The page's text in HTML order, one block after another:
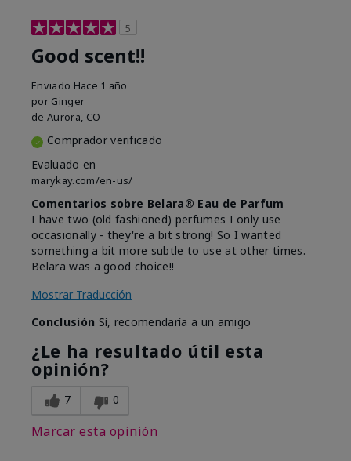
5
Good scent!!
Enviado Hace 1 año
por Ginger
de Aurora, CO
Comprador verificado
Evaluado en
marykay.com/en-us/
Comentarios sobre Belara® Eau de Parfum
I have two (old fashioned) perfumes I only use
occasionally - they're a bit strong! So I wanted
something a bit more subtle to use at other times.
Belara was a good choice!!
Mostrar Traducción
Conclusión Sí, recomendaría a un amigo
¿Le ha resultado útil esta
opinión?
7 0
Marcar esta opinión